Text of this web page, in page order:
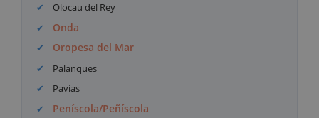
Olocau del Rey
Onda
Oropesa del Mar
Palanques
Pavías
Peníscola/Peñíscola